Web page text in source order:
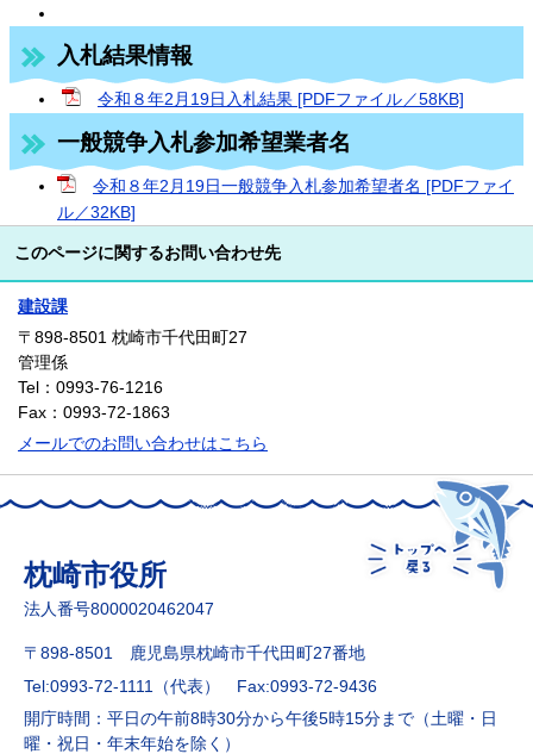
入札結果情報
令和８年2月19日入札結果 [PDFファイル／58KB]
一般競争入札参加希望業者名
令和８年2月19日一般競争入札参加希望者名 [PDFファイ
ル／32KB]
このページに関するお問い合わせ先
建設課
〒898-8501 枕崎市千代田町27
管理係
Tel：0993-76-1216
Fax：0993-72-1863
メールでのお問い合わせはこちら
枕崎市役所
法人番号8000020462047
〒898-8501 鹿児島県枕崎市千代田町27番地
Tel:0993-72-1111（代表）
Fax:0993-72-9436
開庁時間：平日の午前8時30分から午後5時15分まで（土曜・日
曜・祝日・年末年始を除く）